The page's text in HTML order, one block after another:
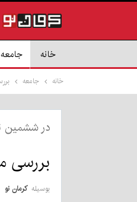
خانه جامعه
خانه جامعه بررسی
در ششمین
بررسی مشکلات ۸۵ واحد
بوسیله کرمان نو